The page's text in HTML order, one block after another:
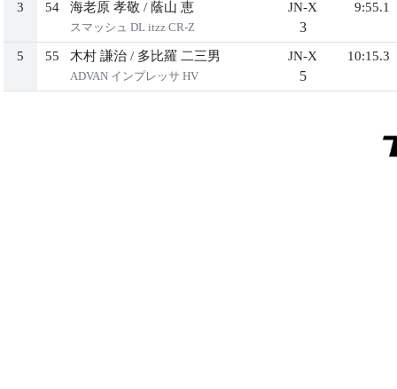
3 54 海老原 孝敬 / 蔭山 恵
スマッシュ DL itzz CR-Z
JN-X
3
9:55.1
5 55 木村 謙治 / 多比羅 二三男
ADVAN インプレッサ HV
JN-X
5
10:15.3